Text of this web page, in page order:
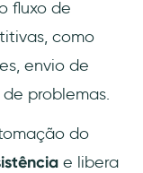
fluxo de
como
envio de
problemas.
do
e libera